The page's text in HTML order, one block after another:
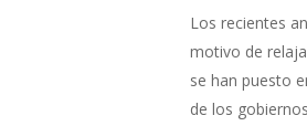
Los recientes
motivo de
se han puesto
de los